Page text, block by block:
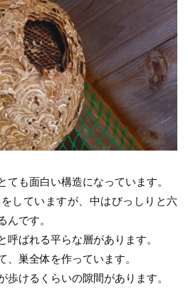
も面白い構造になっています。
していますが、中はびっしりと六
です。
ばれる平らな層があります。
巣全体を作っています。
けるくらいの隙間があります。